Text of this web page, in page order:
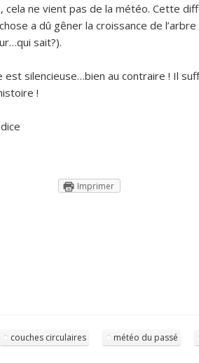
cela ne vient pas de la météo. Cette
a dû gêner la croissance de
sait?).
est silencieuse…bien au contraire ! Il
!
Imprimer
couches circulaires météo du passé